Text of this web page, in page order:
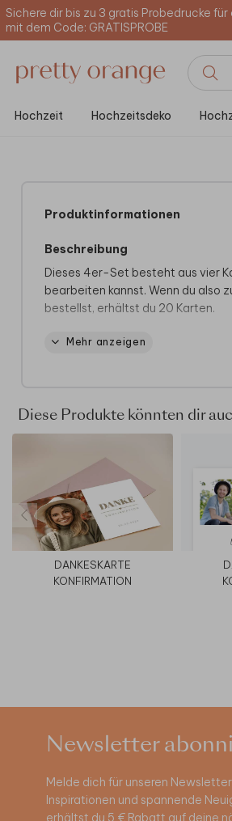
Sichere dir bis zu 3 gratis Probedrucke
mit dem Code: GRATISPROBE
Hochzeit Hochzeitsdeko
Produktinformationen
Beschreibung
Dieses 4er-Set besteht aus vier
bearbeiten kannst. Wenn du also
bestellst, erhältst du 20 Karten.
Abmessungen
- Die passende
Mehr anzeigen
Diese Produkte könnten dir
DANKESKARTE
KONFIRMATION
Newsletter
Melde dich für unseren
Inspirationen und spannende
erhältst du 5 € Rabatt auf deine